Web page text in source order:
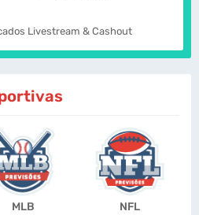
Livestream & Cashout
MLB NFL